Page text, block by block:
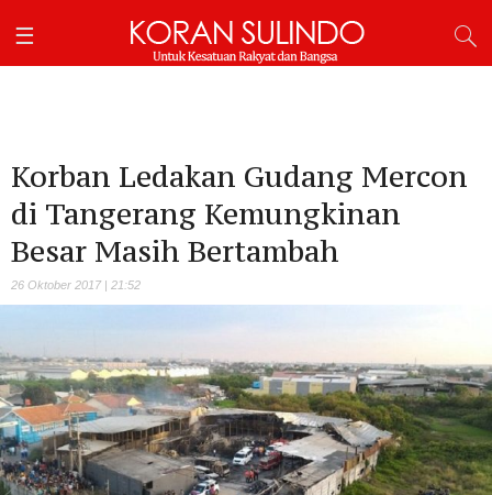
Korban Ledakan Gudang Mercon
di Tangerang Kemungkinan
Besar Masih Bertambah
26 Oktober 2017 | 21:52